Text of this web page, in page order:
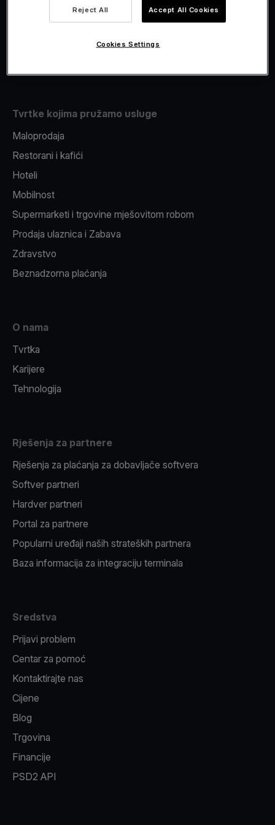
Fiskalizacija
Tvrtke kojima pružamo usluge
Maloprodaja
Restorani i kafići
Hoteli
Mobilnost
Supermarketi i trgovine mješovitom robom
Prodaja ulaznica i Zabava
Zdravstvo
Beznadzorna plaćanja
O nama
Tvrtka
Karijere
Tehnologija
Rješenja za partnere
Rješenja za plaćanja za dobavljače softvera
Softver partneri
Hardver partneri
Portal za partnere
Popularni uređaji naših strateških partnera
Baza informacija za integraciju terminala
Sredstva
Prijavi problem
Centar za pomoć
Kontaktirajte nas
Cijene
Blog
Trgovina
Financije
PSD2 API
Reject All Accept All Cookies
Cookies Settings